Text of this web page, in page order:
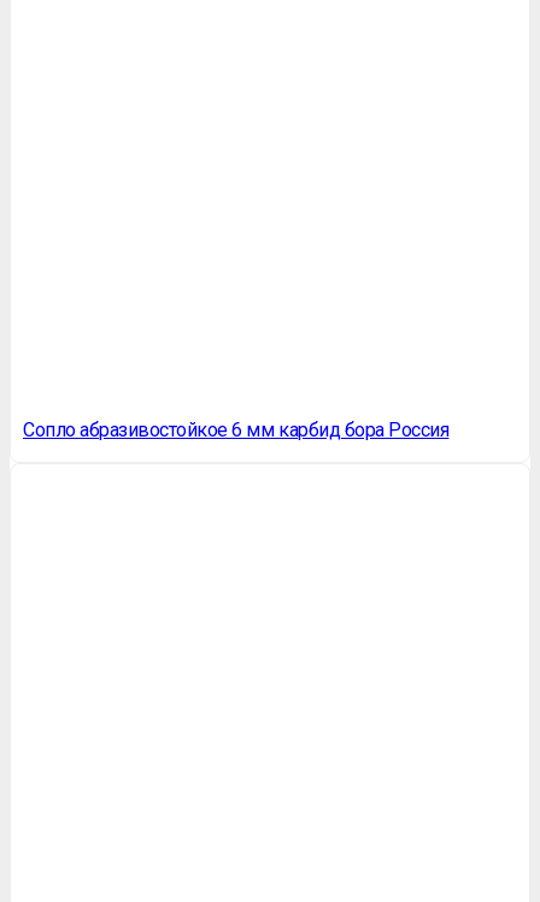
Сопло абразивостойкое 6 мм карбид бора Россия